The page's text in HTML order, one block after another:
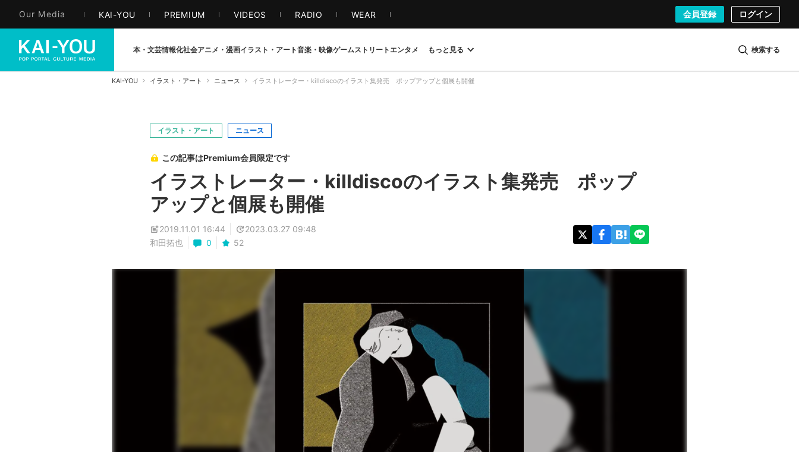
Our Media KAI-YOU PREMIUM VIDEOS RADIO WEAR 会員登録 ログイン
本・文芸情報化社会アニメ・漫画イラスト・アート音楽・映像ゲームストリート エンタメ もっと見る 検索する
KAI-YOU イラスト・アート ニュース イラストレーター・killdiscoのイラスト集発売 ポップアップと個展も開催
イラスト・アート ニュース
この記事はPremium会員限定です
イラストレーター・killdiscoのイラスト集発売 ポップ
アップと個展も開催
2019.11.01 16:44
2023.03.27 09:48
和田拓也
0 52